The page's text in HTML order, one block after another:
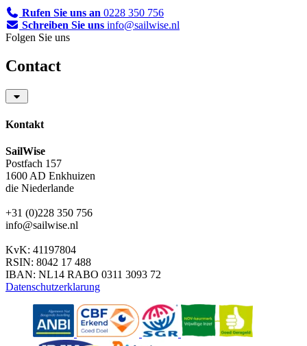
Rufen Sie uns an 0228 350 756
Schreiben Sie uns info@sailwise.nl
Folgen Sie uns
Contact
Kontakt
SailWise
Postfach 157
1600 AD Enkhuizen
die Niederlande
+31 (0)228 350 756
info@sailwise.nl
KvK: 41197804
RSIN: 8042 17 488
IBAN: NL14 RABO 0311 3093 72
Datenschutzerklarung